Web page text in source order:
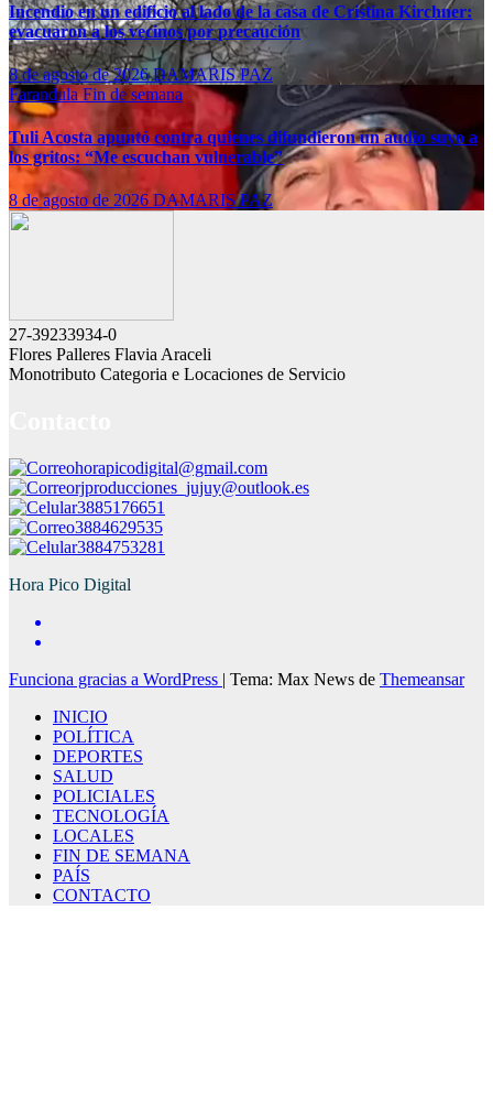
Incendio en un edificio al lado de la casa de Cristina Kirchner:
evacuaron a los vecinos por precaución
8 de agosto de 2026DAMARIS PAZ
FarandulaFin de semana
Tuli Acosta apuntó contra quienes difundieron un audio suyo a
los gritos: “Me escuchan vulnerable”
8 de agosto de 2026 DAMARIS PAZ
27-39233934-0
Flores Palleres Flavia Araceli
Monotributo Categoria e Locaciones de Servicio
horapicodigital@gmail.com
rjproducciones_jujuy@outlook.es
3885176651
3884629535
3884753281
Hora Pico Digital
Funciona gracias a WordPress | Tema: Max News de Themeansar
INICIO
POLÍTICA
DEPORTES
SALUD
POLICIALES
TECNOLOGÍA
LOCALES
FIN DE SEMANA
PAÍS
CONTACTO